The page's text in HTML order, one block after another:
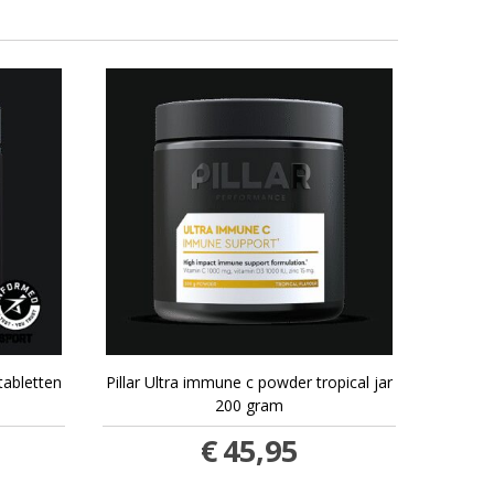
Pillar Ultra immune c powder tropical jar
200 gram
€45,95